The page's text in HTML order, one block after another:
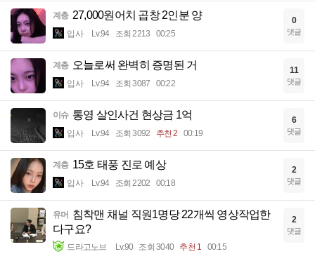
계층 27,000원어치 곱창 2인분 양
입사 Lv.94 조회 2213 00:25
0
댓글
계층 오늘로써 완벽히 증명된 거
입사 Lv.94 조회 3087 00:22
11
댓글
이슈 통영 살인사건 현상금 1억
입사 Lv.94 조회 3092 추천 2 00:19
6
댓글
계층 15호 태풍 진로 예상
입사 Lv.94 조회 2202 00:18
2
댓글
유머 침착맨 채널 직원1명당 22개씩 영상작업한
다구요?
드라고노브 Lv.90 조회 3040 추천 1 00:15
2
댓글